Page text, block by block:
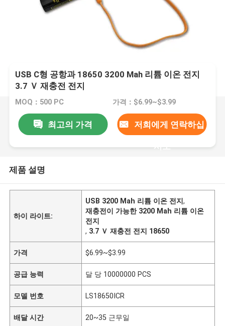
USB C형 공항과 18650 3200 Mah 리튬 이온 전지
3.7 Ｖ 재충전 전지
MOQ：500 PC 가격：$6.99~$3.99
최고의 가격 저희에게 연락하십
시오
제품 설명
하이 라이트:
USB 3200 Mah 리튬 이온 전지,
재충전이 가능한 3200 Mah 리튬 이온
전지
, 3.7 Ｖ 재충전 전지 18650
가격 $6.99~$3.99
공급 능력 달 당 10000000 PCS
모델 번호 LS18650ICR
배달 시간 20~35 근무일